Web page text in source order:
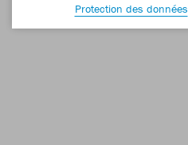
Protection des données